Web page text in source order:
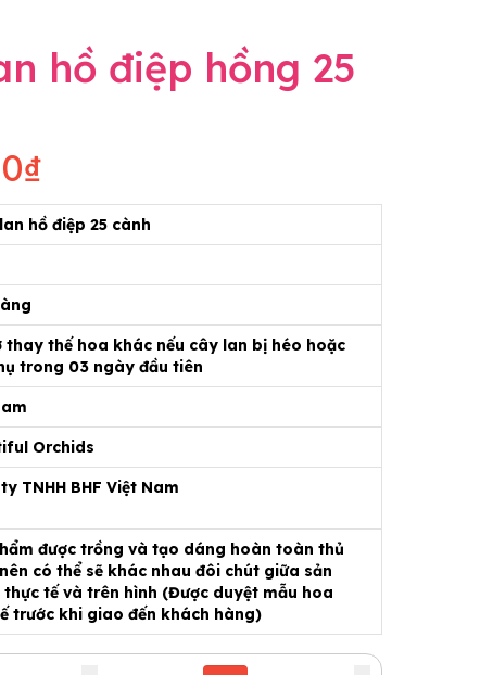
hồ điệp hồng 25
hồ điệp 25 cành
thay thế hoa khác nếu cây lan bị héo hoặc
trong 03 ngày đầu tiên
Orchids
TNHH BHF Việt Nam
được trồng và tạo dáng hoàn toàn thủ
có thể sẽ khác nhau đôi chút giữa sản
thực tế và trên hình (Được duyệt mẫu hoa
trước khi giao đến khách hàng)